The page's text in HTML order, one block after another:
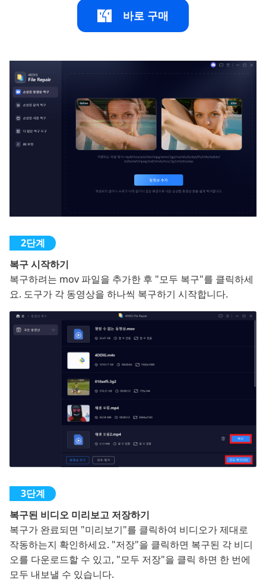
바로 구매
복구 시작하기
복구하려는 mov 파일을 추가한 후 "모두 복구"를 클릭하세
요. 도구가 각 동영상을 하나씩 복구하기 시작합니다.
복구된 비디오 미리보고 저장하기
복구가 완료되면 "미리보기"를 클릭하여 비디오가 제대로
작동하는지 확인하세요. "저장"을 클릭하면 복구된 각 비디
오를 다운로드할 수 있고, "모두 저장"을 클릭 하면 한 번에
모두 내보낼 수 있습니다.